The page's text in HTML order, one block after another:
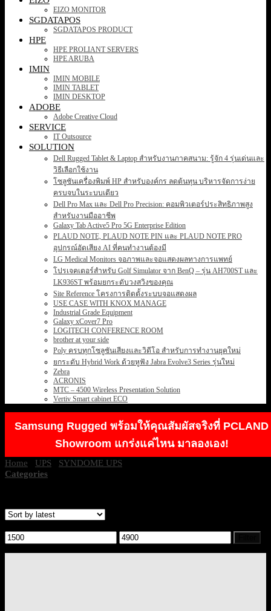
EIZO MONITOR
SGDATAPOS
SGDATAPOS PRODUCT
HPE
HPE PROLIANT SERVERS
HPE ARUBA
IMIN
IMIN MOBILE
IMIN TABLET
IMIN DESKTOP
ADOBE
Adobe Creative Cloud
SERVICE
IT Outsource
SOLUTION
Dell Rugged Tablet & Laptop สำหรับงานภาคสนาม: รู้จัก 4 รุ่นเด่นและ
วิธีเลือกใช้งาน
โซลูชันเครื่องพิมพ์ HP สำหรับองค์กร ลดต้นทุน บริหารจัดการง่าย
ครบจบในระบบเดียว
Dell Pro Max และ Dell Pro Precision: คอมพิวเตอร์ประสิทธิภาพสูง
สำหรับงานมืออาชีพ
Galaxy Tab Active5 Pro 5G Enterprise Edition
PLAUD NOTE, PLAUD NOTE PIN และ PLAUD NOTE PRO
อุปกรณ์อัดเสียง AI ที่คนทำงานต้องมี
LG Medical Monitors จอภาพและจอแสดงผลทางการแพทย์
โปรเจคเตอร์สำหรับ Golf Simulator จาก BenQ – รุ่น AH700ST และ
LK936ST พร้อมยกระดับวงสวิงของคุณ
Site Reference โครงการติดตั้งระบบจอแสดงผล
USE CASE WITH KNOX MANAGE
Industrial Grade Equipment
Galaxy xCover7 Pro
LOGITECH CONFERENCE ROOM
brother at your side
Poly ครบทุกโซลูชันเสียงและวิดีโอ สำหรับการทำงานยุคใหม่
ยกระดับ Hybrid Work ด้วยหูฟัง Jabra Evolve3 Series รุ่นใหม่
Zebra
ACRONIS
MTC – 4500 Wireless Presentation Solution
Vertiv Smart cabinet ECO
Samsung Rugged พร้อมให้คุณสัมผัสจริงที่ PCLAND
Showroom แกร่งแค่ไหน มาลองเอง!
Home UPS SYNDOME UPS
Categories
Min
price
Max
price